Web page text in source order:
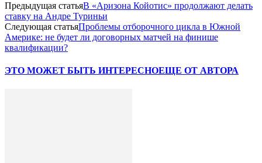
Предыдущая статьяВ «Аризона Койотис» продолжают делать
ставку на Андре Туриньи
Следующая статьяПроблемы отборочного цикла в Южной
Америке: не будет ли договорных матчей на финише
квалификации?
ЭТО МОЖЕТ БЫТЬ ИНТЕРЕСНОЕЩЕ ОТ АВТОРА